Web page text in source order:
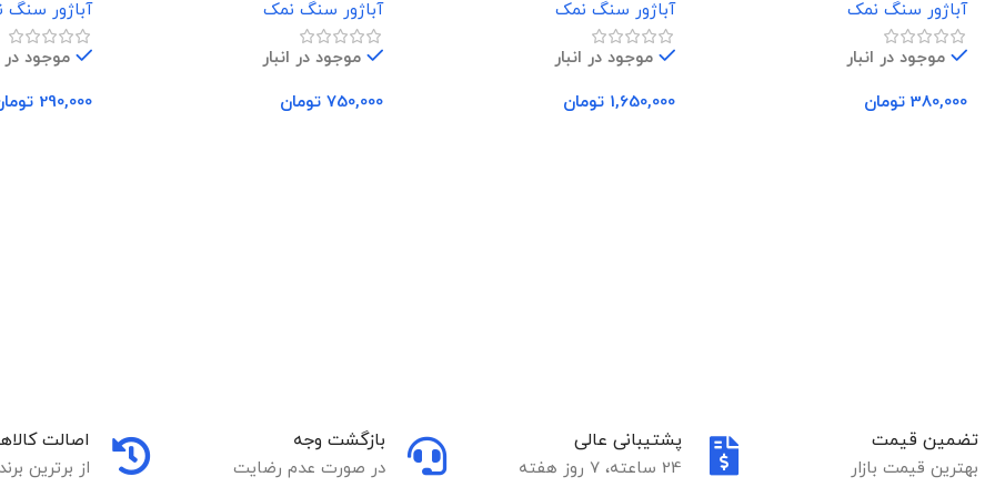
آباژور سنگ نمک
موجود در انبار
380,000 تومان
آباژور سنگ نمک
موجود در انبار
1,650,000 تومان
آباژور سنگ نمک
موجود در انبار
750,000 تومان
آباژور سنگ
موجود در
290,000
تضمین قیمت
بهترین قیمت بازار
پشتیبانی عالی
24 ساعته، 7 روز هفته
بازگشت وجه
در صورت عدم رضایت
اصالت
از برترین